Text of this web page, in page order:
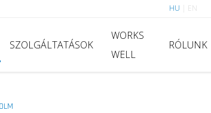
HU EN
SZOLGÁLTATÁSOK
WORKS
WELL
RÓLUNK